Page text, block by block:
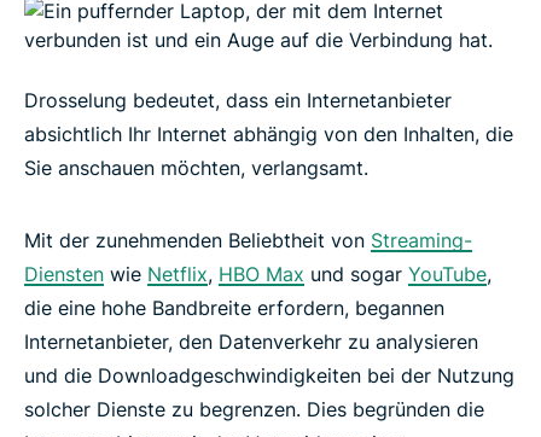
Ist meine Internetverbindung gedrosselt?
Welche ist die beste Möglichkeit, um die
Bandbreitendrosselung zu umgehen?
Netflix zu drosseln
Drosselung durch Internetanbieter in 3 einfachen
Schritten bekämpfen
Häufig gestellte Fragen zur Drosselung durch
Drosselung bedeutet, dass ein Internetanbieter
absichtlich Ihr Internet abhängig von den Inhalten, die
Sie anschauen möchten, verlangsamt.
Mit der zunehmenden Beliebtheit von Streaming-
Diensten wie Netflix, HBO Max und sogar YouTube,
die eine hohe Bandbreite erfordern, begannen
Internetanbieter, den Datenverkehr zu analysieren
und die Downloadgeschwindigkeiten bei der Nutzung
solcher Dienste zu begrenzen. Dies begründen die